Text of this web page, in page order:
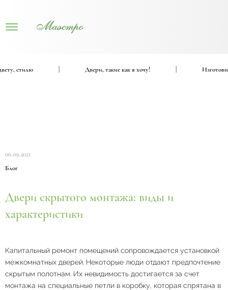
стилю Двери, такие как я хочу!
06.09.2021
Блог
Двери скрытого монтажа: виды и
характеристики
Капитальный ремонт помещений сопровождается установкой
межкомнатных дверей. Некоторые люди отдают предпочтение
скрытым полотнам. Их невидимость достигается за счет
монтажа на специальные петли в коробку, которая спрятана в